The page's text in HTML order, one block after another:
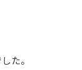
た。